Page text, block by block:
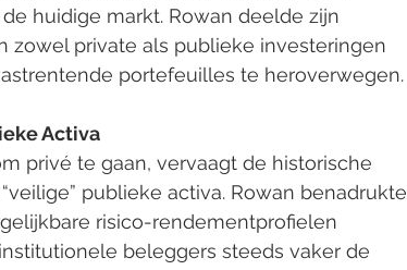
huidige markt. Rowan deelde zijn
zowel private als publieke investeringen
portefeuilles te heroverwegen.
Activa
privé te gaan, vervaagt de historische
publieke activa. Rowan benadrukte
risico-rendementprofielen
beleggers steeds vaker de